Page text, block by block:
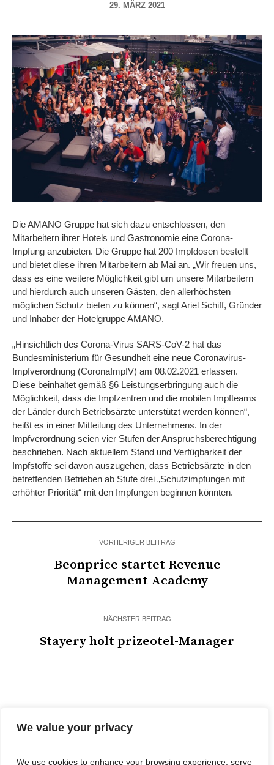
We value your privacy
We use cookies to enhance your browsing experience, serve
29. MÄRZ 2021
Die AMANO Gruppe hat sich dazu entschlossen, den
Mitarbeitern ihrer Hotels und Gastronomie eine Corona-
Impfung anzubieten. Die Gruppe hat 200 Impfdosen bestellt
und bietet diese ihren Mitarbeitern ab Mai an. „Wir freuen uns,
dass es eine weitere Möglichkeit gibt um unsere Mitarbeitern
und hierdurch auch unseren Gästen, den allerhöchsten
möglichen Schutz bieten zu können“, sagt Ariel Schiff, Gründer
und Inhaber der Hotelgruppe AMANO.
„Hinsichtlich des Corona-Virus SARS-CoV-2 hat das
Bundesministerium für Gesundheit eine neue Coronavirus-
Impfverordnung (CoronaImpfV) am 08.02.2021 erlassen.
Diese beinhaltet gemäß §6 Leistungserbringung auch die
Möglichkeit, dass die Impfzentren und die mobilen Impfteams
der Länder durch Betriebsärzte unterstützt werden können“,
heißt es in einer Mitteilung des Unternehmens. In der
Impfverordnung seien vier Stufen der Anspruchsberechtigung
beschrieben. Nach aktuellem Stand und Verfügbarkeit der
Impfstoffe sei davon auszugehen, dass Betriebsärzte in den
betreffenden Betrieben ab Stufe drei „Schutzimpfungen mit
erhöhter Priorität“ mit den Impfungen beginnen könnten.
VORHERIGER BEITRAG
Beonprice startet Revenue
Management Academy
NÄCHSTER BEITRAG
Stayery holt prizeotel-Manager